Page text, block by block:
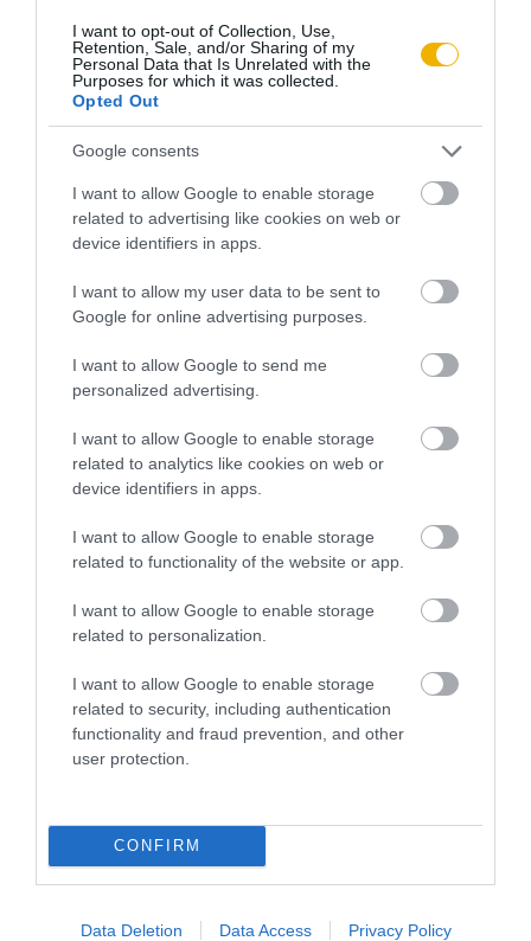
I want to opt-out of Collection, Use,
Retention, Sale, and/or Sharing of my
Personal Data that Is Unrelated with the
Purposes for which it was collected.
Opted Out
Google consents
I want to allow Google to enable storage
related to advertising like cookies on web or
device identifiers in apps.
I want to allow my user data to be sent to
Google for online advertising purposes.
I want to allow Google to send me
personalized advertising.
I want to allow Google to enable storage
related to analytics like cookies on web or
device identifiers in apps.
I want to allow Google to enable storage
related to functionality of the website or app.
I want to allow Google to enable storage
related to personalization.
I want to allow Google to enable storage
related to security, including authentication
functionality and fraud prevention, and other
user protection.
CONFIRM
Data Deletion Data Access Privacy Policy
Antal János tarnaszentmáriai hadirokkant adatait: A háború
előtt az egri érseki uradalom cselédje. Vagyontalan. Felesége
Gyetvai Julianna, szintén vagyontalan. Jövedelmük 72 korona
Földet, közös legelőt és erdőjogot, valamint házhelyet kért.
Ezeket azonban készpénzben megfizetni nem tudja.
Móricz Zsigmond tudósítása szerint Antal János
golyót kapott a lábába és most egyik lába négy
centiméterrel rövidebb a másiknál. Az elnök beszédbe
Antal János elmondotta, hogy három
gyermeke van, háza nincs, és földje sincs egy csepp sem. A
Térdig érő sárban rendezték meg az ünnepséget: Búza
Barna, a törvénytervezet kidolgozója, és a politikai pártok,
szakmai egyesületek közti éles különbségeket
kompromisszumokkal feloldó Nagyatádi Szabó István,
népgazdasági miniszter egyaránt új honfoglalásként
ünnepelték a Tarna-völgyi falvakból összesereglettek előtt.
Károlyi pedig azzal áltatta magát és a kápolnai határban
felragyogó nap alatt az újabb csodákban reménykedőket,
hogy amint híre megy
„az erdélyi hegyekben és a tót föld
nem fognak Bukarestbe és Prágába vágyódni, ahova őket